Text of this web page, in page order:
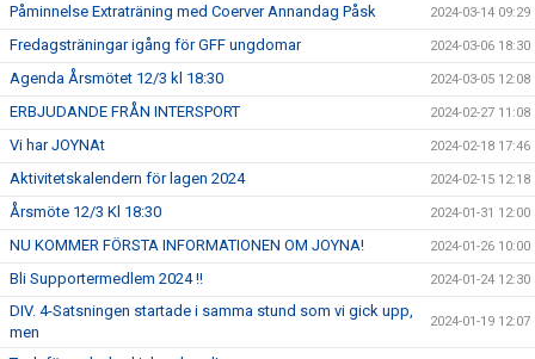
Påminnelse Extraträning med Coerver Annandag Påsk 2024-03-14 09:29
Fredagsträningar igång för GFF ungdomar 2024-03-06 18:30
Agenda Årsmötet 12/3 kl 18:30 2024-03-05 12:08
ERBJUDANDE FRÅN INTERSPORT 2024-02-27 11:08
Vi har JOYNAt 2024-02-18 17:46
Aktivitetskalendern för lagen 2024 2024-02-15 12:18
Årsmöte 12/3 Kl 18:30 2024-01-31 12:00
NU KOMMER FÖRSTA INFORMATIONEN OM JOYNA! 2024-01-26 10:00
Bli Supportermedlem 2024 !! 2024-01-24 12:30
DIV. 4-Satsningen startade i samma stund som vi gick upp,
men
2024-01-19 12:07